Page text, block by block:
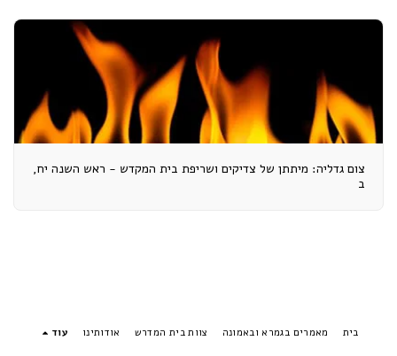
צום גדליה: מיתתן של צדיקים ושריפת בית המקדש - ראש השנה יח,
ב
בית מאמרים בגמרא ובאמונה צוות בית המדרש אודותינו עוד